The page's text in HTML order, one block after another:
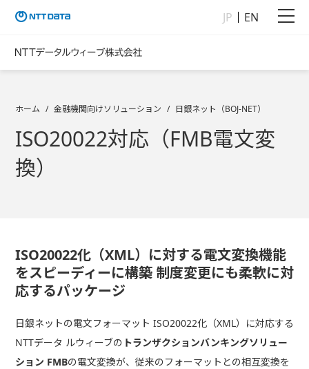
JP EN
ホーム 金融機関向けソリューション 日銀ネット（BOJ-NET）
ISO20022対応（FMB電文変
換）
ISO20022化（XML）に対する電文変換機能
をスピーディーに構築 制度変更にも柔軟に対
応するパッケージ
日銀ネットの電文フォーマット ISO20022化（XML）に対応する
NTTデータ ルウィーブの トランザクションバンキングソリュー
ション FMBの電文変換が、従来のフォーマットとの相互変換を